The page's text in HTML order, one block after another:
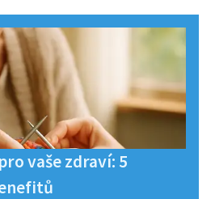
vaše zdraví: 5